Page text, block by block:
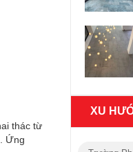
thác từ
Ứng
XU